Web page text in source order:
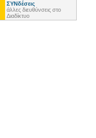
ΣΥΝδέσεις
άλλες διευθύνσεις στο
Διαδίκτυο